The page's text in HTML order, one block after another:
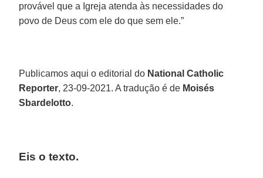
provável que a Igreja atenda às necessidades do
povo de Deus com ele do que sem ele.”
Publicamos aqui o editorial do National Catholic
Reporter, 23-09-2021. A tradução é de Moisés
Sbardelotto.
Eis o texto.